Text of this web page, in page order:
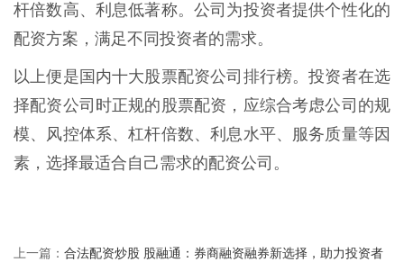
杆倍数高、利息低著称。公司为投资者提供个性化的
配资方案，满足不同投资者的需求。
以上便是国内十大股票配资公司排行榜。投资者在选
择配资公司时正规的股票配资，应综合考虑公司的规
模、风控体系、杠杆倍数、利息水平、服务质量等因
素，选择最适合自己需求的配资公司。
上一篇： 合法配资炒股 股融通：券商融资融券新选择，助力投资者